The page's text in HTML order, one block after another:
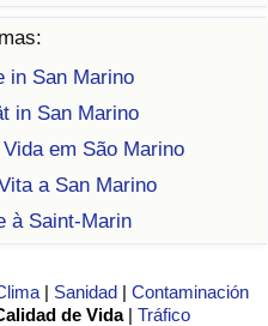
in San Marino
in San Marino
em São Marino
a San Marino
à Saint-Marin
| Sanidad |Contaminación
de Vida |Tráfico
por País
país